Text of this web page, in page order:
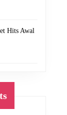
Hits Awal